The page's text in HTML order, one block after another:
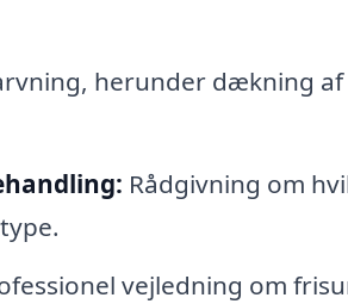
herunder dækning
Rådgivning om
vejledning om